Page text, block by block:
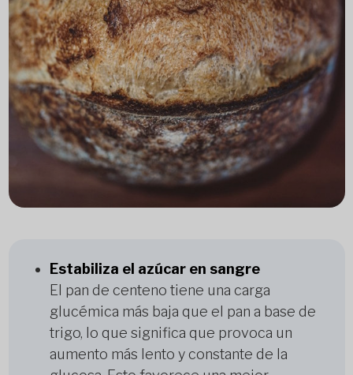
Estabiliza el azúcar en sangre
El pan de centeno tiene una carga
glucémica más baja que el pan a base de
trigo, lo que significa que provoca un
aumento más lento y constante de la